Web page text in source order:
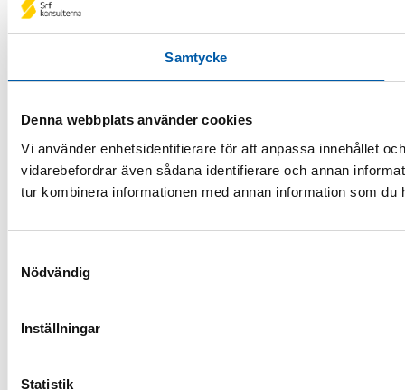
Samtycke
Denna webbplats använder cookies
Vi använder enhetsidentifierare för att anpassa innehållet
vidarebefordrar även sådana identifierare och annan
tur kombinera informationen med annan information som
Nödvändig
Inställningar
Statistik